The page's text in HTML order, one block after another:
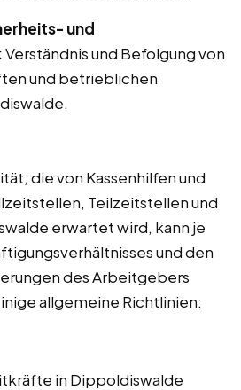
und
Verständnis und Befolgung von
und betrieblichen
die von Kassenhilfen und
Teilzeitstellen und
erwartet wird, kann je
und den
des Arbeitgebers
allgemeine Richtlinien:
in Dippoldiswalde